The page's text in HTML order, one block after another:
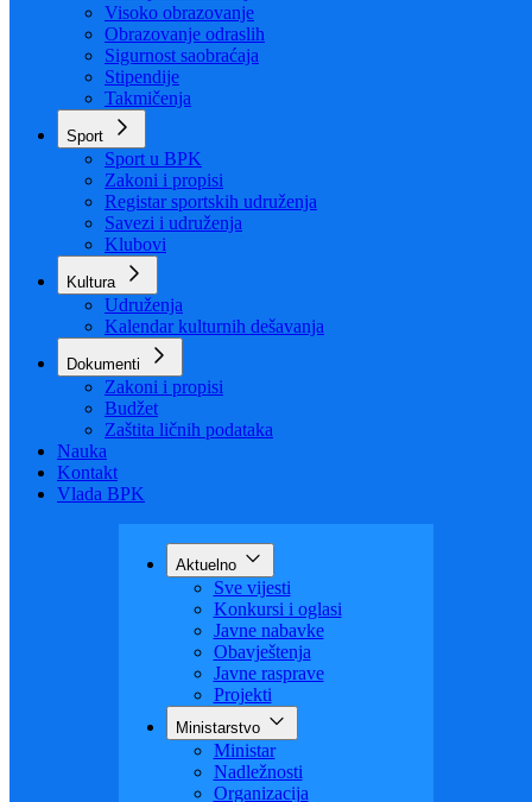
Predškolski odgoj
Osnovno obrazovanje
Srednje obrazovanje
Visoko obrazovanje
Obrazovanje odraslih
Sigurnost saobraćaja
Stipendije
Takmičenja
Sport
Sport u BPK
Zakoni i propisi
Registar sportskih udruženja
Savezi i udruženja
Klubovi
Udruženja
Kalendar kulturnih dešavanja
Dokumenti
Zakoni i propisi
Budžet
Zaštita ličnih podataka
Aktuelno
Sve vijesti
Konkursi i oglasi
Javne nabavke
Obavještenja
Javne rasprave
Projekti
Ministarstvo